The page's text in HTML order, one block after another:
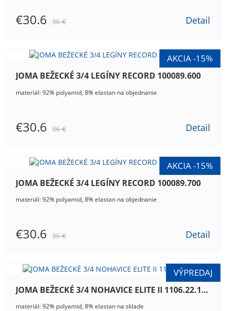
€30.6 36 € Detail
JOMA BEŽECKÉ 3/4 LEGÍNY RECORD 100089.600
materiál: 92% polyamid, 8% elastan na objednanie
€30.6 36 € Detail
JOMA BEŽECKÉ 3/4 LEGÍNY RECORD 100089.700
materiál: 92% polyamid, 8% elastan na objednanie
€30.6 36 € Detail
JOMA BEŽECKÉ 3/4 NOHAVICE ELITE II 1106.22.1041
materiál: 92% polyamid, 8% elastan na sklade